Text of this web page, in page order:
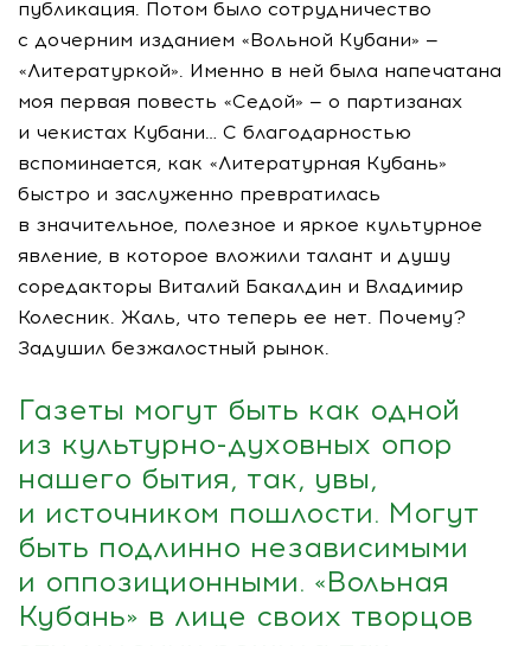
публикация. Потом было сотрудничество
с дочерним изданием «Вольной Кубани» —
«Литературкой». Именно в ней была напечатана
моя первая повесть «Седой» — о партизанах
и чекистах Кубани… С благодарностью
вспоминается, как «Литературная Кубань»
быстро и заслуженно превратилась
в значительное, полезное и яркое культурное
явление, в которое вложили талант и душу
соредакторы Виталий Бакалдин и Владимир
Колесник. Жаль, что теперь ее нет. Почему?
Задушил безжалостный рынок.
Газеты могут быть как одной
из культурно-духовных опор
нашего бытия, так, увы,
и источником пошлости. Могут
быть подлинно независимыми
и оппозиционными. «Вольная
Кубань» в лице своих творцов